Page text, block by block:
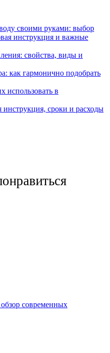
своими руками: выбор
инструкция и важные
свойства, виды и
как гармонично подобрать
использовать в
сроки и расходы
современных